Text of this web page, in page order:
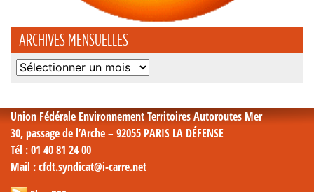
ARCHIVES MENSUELLES
Archives
Union Fédérale Environnement Territoires Autoroutes Mer
30, passage de l’Arche – 92055 PARIS LA DÉFENSE
Tél : 01 40 81 24 00
Mail : cfdt.syndicat@i-carre.net